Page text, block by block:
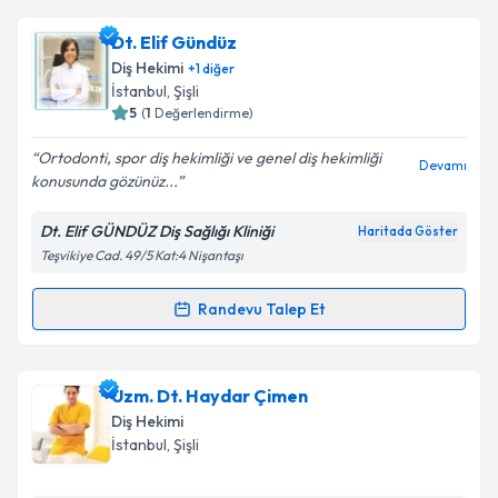
Dr. Dt. Ziya Nihat Tanfer
oluşturun. Size bu uzmandan randevu almanız için bir
takvim hazırlandığında e-posta ile bilgilendireceğiz.
Kişisel verilerimin işlenmesine ilişkin
Aydınlatma
Metni'ni okudum ve kişisel verilerimin belirtilen
kapsamda işlenmesini kabul ediyorum.
Dt. Elif Gündüz
Diş Hekimi +1diğer
İstanbul, Şişli
5 (1 Değerlendirme)
Ortodonti, spor diş hekimliği ve genel diş hekimliği
konusunda gözünüz...
Devamı
Dt. Elif GÜNDÜZ Diş Sağlığı Kliniği Haritada Göster
Teşvikiye Cad. 49/5 Kat:4 Nişantaşı
Randevu Talep Et
Randevu Takvimi Talebi
Dt. Elif Gündüziçin randevu takvimi talebi oluşturun.
Size bu uzmandan randevu almanız için bir takvim
hazırlandığında e-posta ile bilgilendireceğiz.
Uzm. Dt. Haydar Çimen
Diş Hekimi
İstanbul, Şişli